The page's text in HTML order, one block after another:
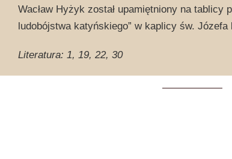
Wacław Hyżyk został upamiętniony na
ludobójstwa katyńskiego” w kaplicy św.
Literatura: 1, 19, 22, 30